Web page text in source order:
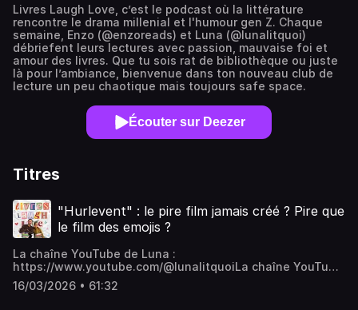
Livres Laugh Love, c’est le podcast où la littérature
rencontre le drama millenial et l'humour gen Z. Chaque
semaine, Enzo (@enzoreads) et Luna (@lunalitquoi)
débriefent leurs lectures avec passion, mauvaise foi et
amour des livres. Que tu sois rat de bibliothèque ou juste
là pour l’ambiance, bienvenue dans ton nouveau club de
lecture un peu chaotique mais toujours safe space.
Écouter sur Deezer
Titres
"Hurlevent" : le pire film jamais créé ? Pire que
le film des emojis ?
La chaîne YouTube de Luna :
⁠https://www.youtube.com/@lunalitquoi⁠La chaîne YouTube
de Enzo :
⁠https://www.youtube.com/@EnzoReads⁠Instagram :
16/03/2026 • 61:32